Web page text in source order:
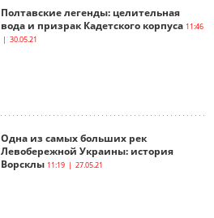
Полтавские легенды: целительная
вода и призрак Кадетского корпуса 11:46
| 30.05.21
Одна из самых больших рек
Левобережной Украины: история
Ворсклы 11:19 | 27.05.21